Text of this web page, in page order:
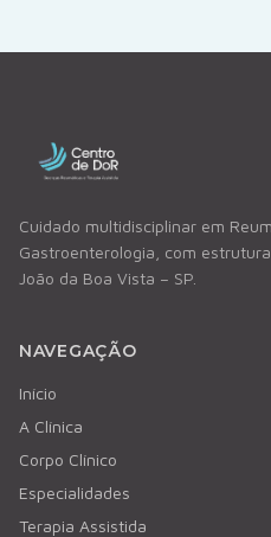
Cuidado multidisciplinar em
Gastroenterologia, com
João da Boa Vista – SP.
NAVEGAÇÃO
Início
A Clínica
Corpo Clínico
Especialidades
Terapia Assistida